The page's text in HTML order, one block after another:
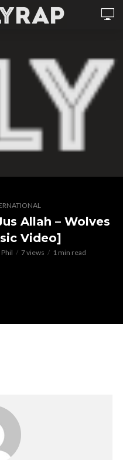
Allah – Wolves
Video]
Phil 7 views 1 min read